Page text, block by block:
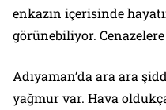
enkazın içerisinde
görünebiliyor.
Adıyaman’da ara ara
yağmur var. Hava